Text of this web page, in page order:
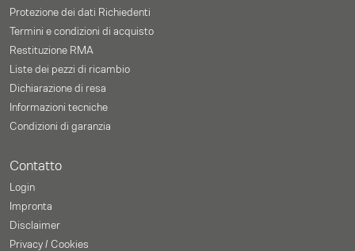
Protezione dei dati Richiedenti
Termini e condizioni di acquisto
Restituzione RMA
Liste dei pezzi di ricambio
Dichiarazione di resa
Informazioni tecniche
Condizioni di garanzia
Contatto
Login
Impronta
Disclaimer
Privacy / Cookies